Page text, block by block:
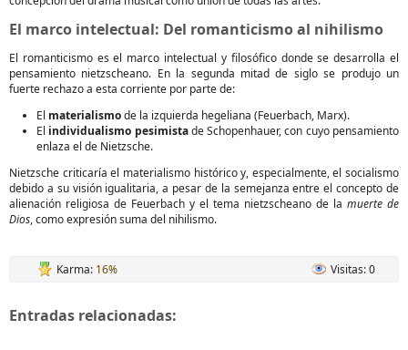
El marco intelectual: Del romanticismo al nihilismo
El romanticismo es el marco intelectual y filosófico donde se desarrolla el
pensamiento nietzscheano. En la segunda mitad de siglo se produjo un
fuerte rechazo a esta corriente por parte de:
El materialismode la izquierda hegeliana (Feuerbach, Marx).
El individualismo pesimistade Schopenhauer, con cuyo pensamiento
enlaza el de Nietzsche.
Nietzsche criticaría el materialismo histórico y, especialmente, el socialismo
debido a su visión igualitaria, a pesar de la semejanza entre el concepto de
alienación religiosa de Feuerbach y el tema nietzscheano de la muerte de
Dios, como expresión suma del nihilismo.
Karma: 16% Visitas: 0
Entradas relacionadas: